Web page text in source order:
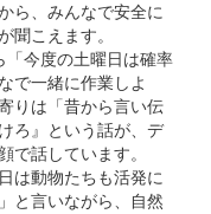
ら、みんなで安全に
聞こえます。
「今度の⼟曜⽇は確率
で⼀緒に作業しよ
りは「昔から⾔い伝
ろ』という話が、デ
で話しています。
は動物たちも活発に
と⾔いながら、⾃然